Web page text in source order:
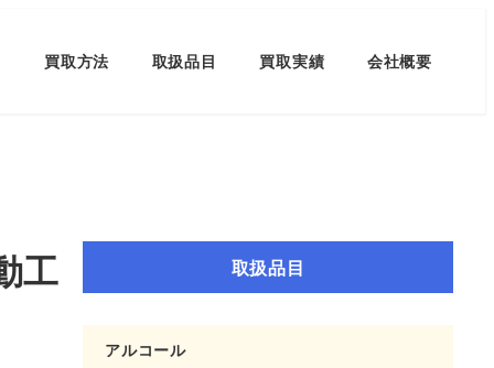
買取方法 取扱品目 買取実績 会社概要
工 取扱品目
アルコール